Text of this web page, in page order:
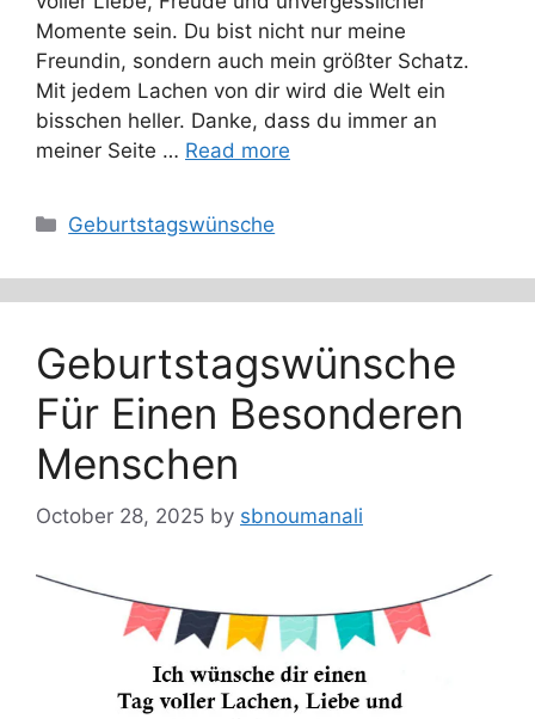
Momente sein. Du bist nicht nur meine
Freundin, sondern auch mein größter Schatz.
Mit jedem Lachen von dir wird die Welt ein
bisschen heller. Danke, dass du immer an
meiner Seite … Read more
Categories
Geburtstagswünsche
Geburtstagswünsche
Für Einen Besonderen
Menschen
October 28, 2025 by sbnoumanali